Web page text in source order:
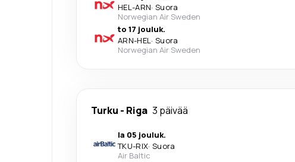
HEL-ARN· Suora
Norwegian Air Sweden
to 17 jouluk.
ARN-HEL· Suora
Norwegian Air Sweden
Turku - Riga 3 päivää
la 05 jouluk.
TKU-RIX· Suora
Air Baltic